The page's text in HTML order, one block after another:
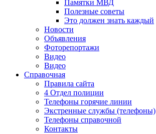
Памятки МВД
Полезные советы
Это должен знать каждый
Новости
Объявления
Фоторепортажи
Видео
Видео
Справочная
Правила сайта
4 Отдел полиции
Телефоны горячие линии
Экстренные службы (телефоны)
Телефоны справочной
Контакты